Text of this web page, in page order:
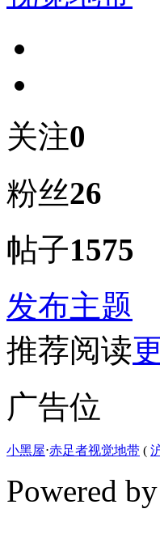
关注0
粉丝26
帖子1575
发布主题
推荐阅读
广告位
小黑屋⋅赤足者视觉地带 (
Powered by